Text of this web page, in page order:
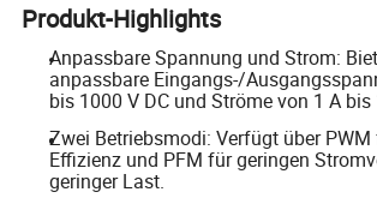
Produkt-Highlights
Anpassbare Spannung und Strom:
anpassbare Eingangs-/
bis 1000 V DC und Ströme von 1 A bis
Zwei Betriebsmodi: Verfügt über
Effizienz und PFM für geringen
geringer Last.